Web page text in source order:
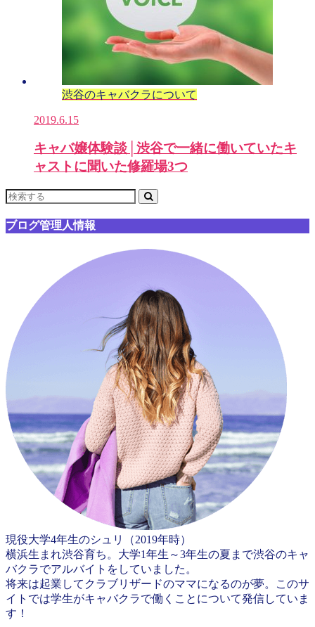
渋谷のキャバクラについて
2019.6.15
キャバ嬢体験談│渋谷で一緒に働いていたキ
ャストに聞いた修羅場3つ
ブログ管理人情報
現役大学4年生のシュリ（2019年時）
横浜生まれ渋谷育ち。大学1年生～3年生の夏まで渋谷のキャ
バクラでアルバイトをしていました。
将来は起業してクラブリザードのママになるのが夢。このサ
イトでは学生がキャバクラで働くことについて発信していま
す！